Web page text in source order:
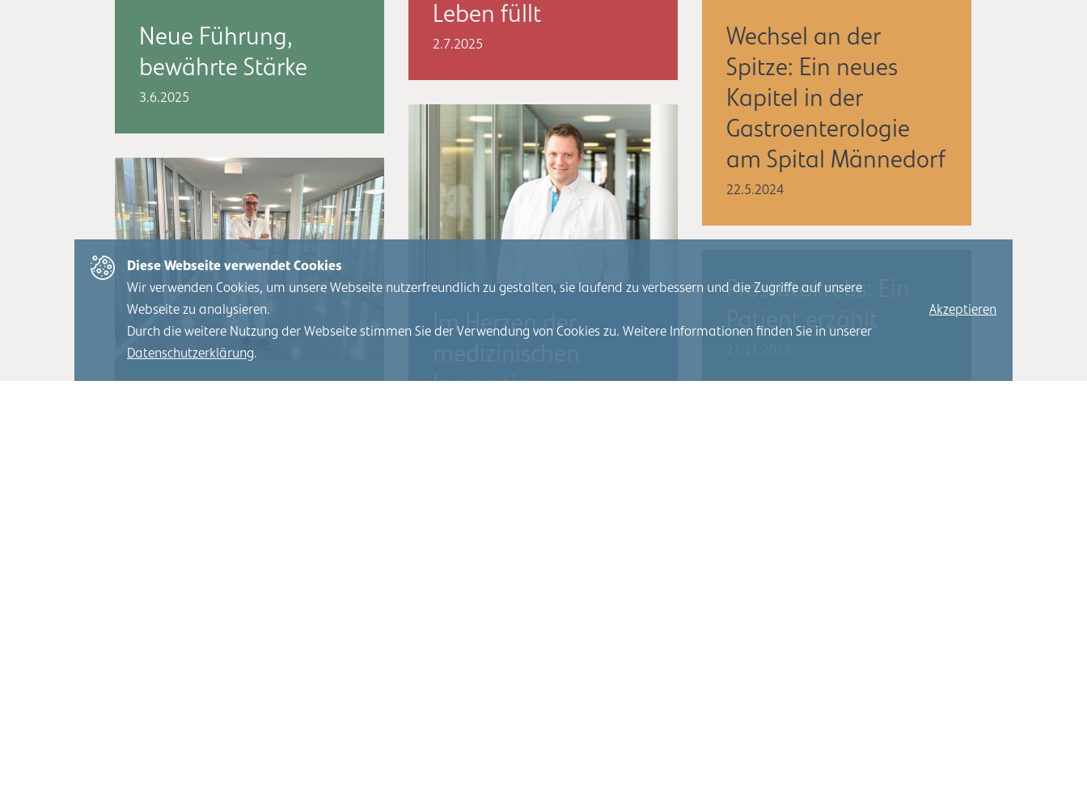
Leben füllt
2.7.2025
Neue Führung,
bewährte Stärke
3.6.2025
Wechsel an der
Spitze: Ein neues
Kapitel in der
Gastroenterologie
am Spital Männedorf
22.5.2024
Im Herzen der
Innovation:
Prostatakrebs: Ein
Patient erzählt
Diese Webseite verwendet Cookies
Wir verwenden Cookies, um unsere Webseite nutzerfreundlich zu gestalten, sie laufend zu verbessern und die Zugriffe auf unsere
Webseite zu analysieren.
Durch die weitere Nutzung der Webseite stimmen Sie der Verwendung von Cookies zu. Weitere Informationen finden Sie in unserer
Datenschutzerklärung.
Akzeptieren